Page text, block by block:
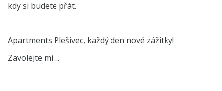
kdy si budete přát.
Apartments Plešivec, každý den nové zážitky!
Zavolejte mi ...